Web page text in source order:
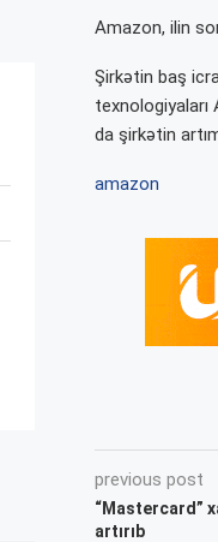
Amazon, ilin
Şirkətin baş
da şirkətin
amazon
previous post
“Mastercard”
artırıb